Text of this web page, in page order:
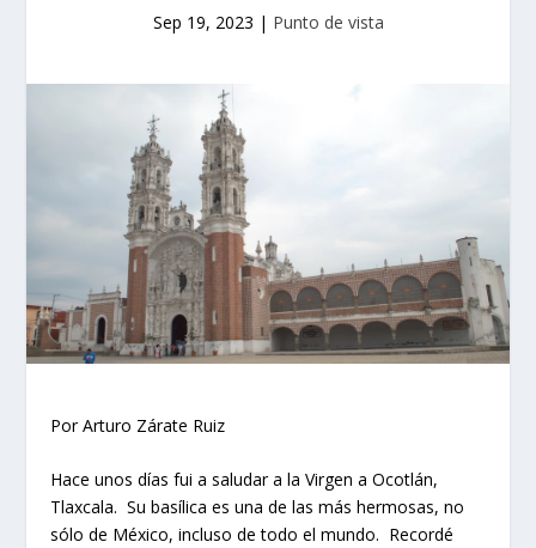
Sep 19, 2023 | Punto de vista
Por Arturo Zárate Ruiz
Hace unos días fui a saludar a la Virgen a Ocotlán,
Tlaxcala. Su basílica es una de las más hermosas, no
sólo de México, incluso de todo el mundo. Recordé